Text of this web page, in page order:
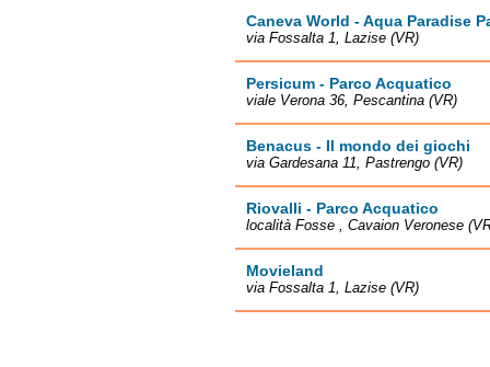
Caneva World - Aqua Paradise
via Fossalta 1, Lazise (VR)
Persicum - Parco Acquatico
viale Verona 36, Pescantina (VR)
Benacus - Il mondo dei giochi
via Gardesana 11, Pastrengo (VR)
Riovalli - Parco Acquatico
località Fosse , Cavaion Veronese
Movieland
via Fossalta 1, Lazise (VR)